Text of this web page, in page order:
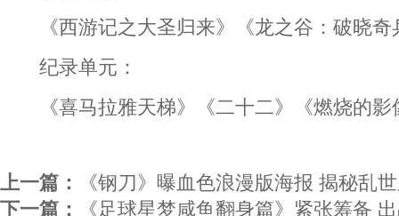
《西游记之大圣归来》《龙之谷：破晓奇
纪录单元：
《喜马拉雅天梯》《二十二》《燃烧的影
上一篇：
《钢刀》曝血色浪漫版海报 揭秘乱
下一篇：
《足球星梦咸鱼翻身篇》紧张筹备